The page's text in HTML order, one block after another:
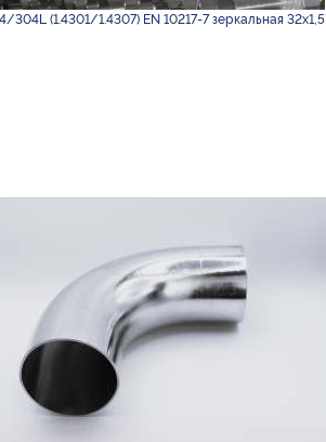
304L (1.4301/1.4307) EN 10217-7 зеркальная 32х1,5